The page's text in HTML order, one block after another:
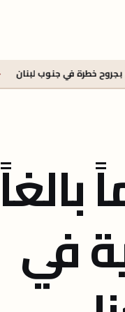
5 أغسطس 2026 - 2:40 م
في